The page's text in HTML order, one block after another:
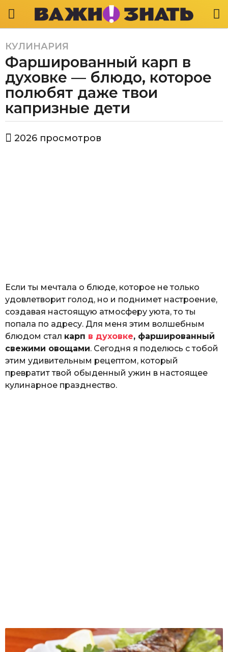
3
г
д
а
a
o
3
КУЛИНАРИЯ
Фаршированный карп в
духовке — блюдо, которое
полюбят даже твои
капризные дети
в
2026 просмотров
Если ты мечтала о блюде, которое не только
удовлетворит голод, но и поднимет настроение,
создавая настоящую атмосферу уюта, то ты
попала по адресу. Для меня этим волшебным
блюдом стал карп в духовке, фаршированный
свежими овощами. Сегодня я поделюсь с тобой
этим удивительным рецептом, который
превратит твой обыденный ужин в настоящее
кулинарное празднество.